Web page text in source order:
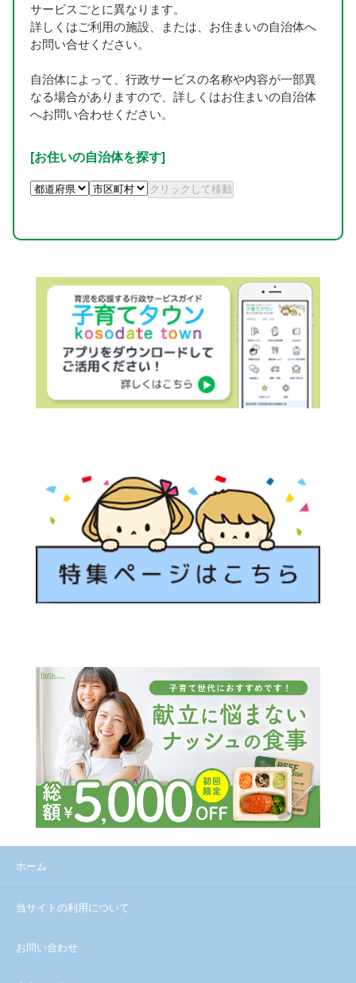
サービスごとに異なります。
詳しくはご利用の施設、または、お住まいの自治体へ
お問い合せください。
自治体によって、行政サービスの名称や内容が一部異
なる場合がありますので、詳しくはお住まいの自治体
へお問い合わせください。
[お住いの自治体を探す]
ホーム
当サイトの利用について
お問い合わせ